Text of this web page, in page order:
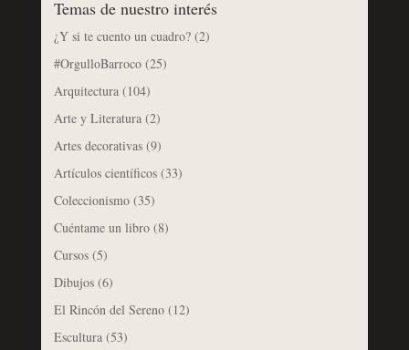
Temas de nuestro interés
¿Y si te cuento un cuadro?(2)
#OrgulloBarroco(25)
Arquitectura(104)
Arte y Literatura(2)
Artes decorativas(9)
Artículos científicos(33)
Coleccionismo(35)
Cuéntame un libro(8)
Cursos(5)
Dibujos(6)
El Rincón del Sereno(12)
Escultura(53)